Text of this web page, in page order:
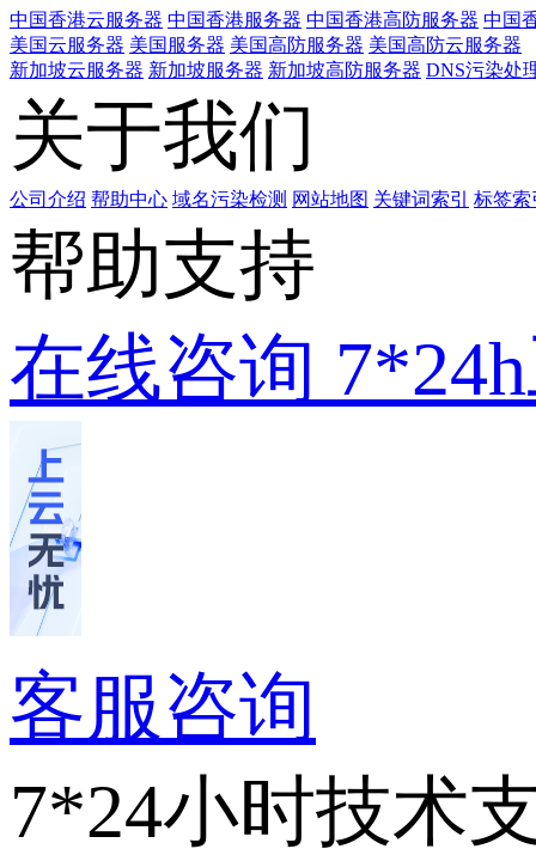
中国香港云服务器 中国香港服务器 中国香港高防服务器 中国
美国云服务器 美国服务器 美国高防服务器 美国高防云服务器
新加坡云服务器 新加坡服务器 新加坡高防服务器 DNS污染处
关于我们
公司介绍 帮助中心 域名污染检测 网站地图 关键词索引 标签索
帮助支持
在线咨询
客服咨询
7*24小时技术